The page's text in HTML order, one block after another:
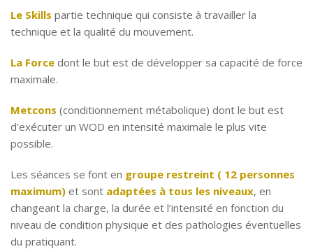
Le Skills partie technique qui consiste à travailler la
technique et la qualité du mouvement.
La Force dont le but est de développer sa capacité de force
maximale.
Metcons (conditionnement métabolique) dont le but est
d'exécuter un WOD en intensité maximale le plus vite
possible.
Les séances se font en groupe restreint ( 12 personnes
maximum) et sont adaptées à tous les niveaux, en
changeant la charge, la durée et l’intensité en fonction du
niveau de condition physique et des pathologies éventuelles
du pratiquant.